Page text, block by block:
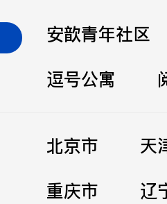
安歆青年社区
逗号公寓
北京市
天
重庆市
辽
立即提交